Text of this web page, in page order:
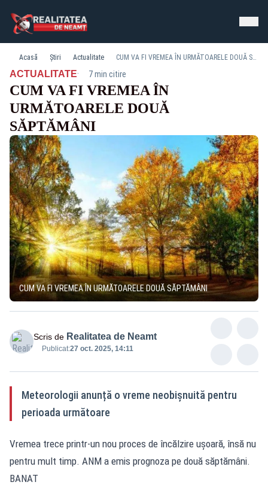
Acasă Știri Actualitate CUM VA FI VREMEA ÎN URMĂTOARELE DOUĂ SĂPTĂMÂNI
ACTUALITATE· 7 min citire
CUM VA FI VREMEA ÎN
URMĂTOARELE DOUĂ
SĂPTĂMÂNI
CUM VA FI VREMEA ÎN URMĂTOARELE DOUĂ SĂPTĂMÂNI
Scris de Realitatea de Neamt
Publicat:27 oct. 2025, 14:11
Meteorologii anunță o vreme neobișnuită pentru
perioada următoare
Vremea trece printr-un nou proces de încălzire ușoară, însă nu
pentru mult timp. ANM a emis prognoza pe două săptămâni.
BANAT